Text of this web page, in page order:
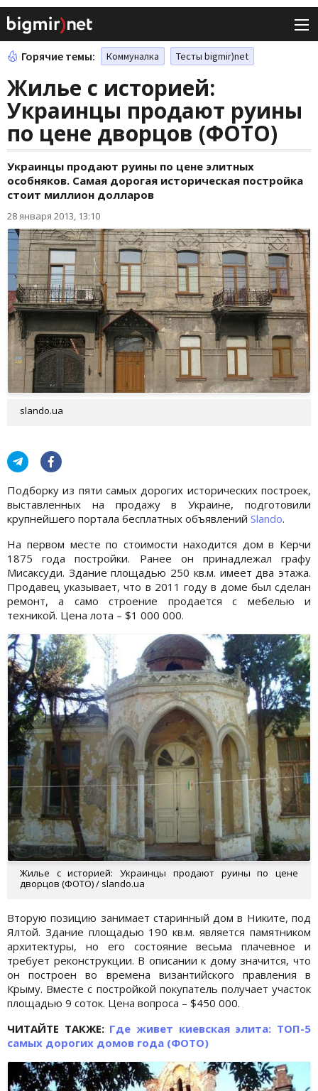
Горячие темы: Коммуналка Тесты bigmir)net
Жилье с историей:
Украинцы продают руины
по цене дворцов (ФОТО)
Украинцы продают руины по цене элитных
особняков. Самая дорогая историческая постройка
стоит миллион долларов
28 января 2013, 13:10
slando.ua
Подборку из пяти самых дорогих исторических построек,
выставленных на продажу в Украине, подготовили
крупнейшего портала бесплатных объявлений Slando.
На первом месте по стоимости находится дом в Керчи
1875 года постройки. Ранее он принадлежал графу
Мисаксуди. Здание площадью 250 кв.м. имеет два этажа.
Продавец указывает, что в 2011 году в доме был сделан
ремонт, а само строение продается с мебелью и
техникой. Цена лота – $1 000 000.
Жилье с историей: Украинцы продают руины по цене
дворцов (ФОТО) / slando.ua
Вторую позицию занимает старинный дом в Никите, под
Ялтой. Здание площадью 190 кв.м. является памятником
архитектуры, но его состояние весьма плачевное и
требует реконструкции. В описании к дому значится, что
он построен во времена византийского правления в
Крыму. Вместе с постройкой покупатель получает участок
площадью 9 соток. Цена вопроса – $450 000.
ЧИТАЙТЕ ТАКЖЕ: Где живет киевская элита: ТОП-5
самых дорогих домов года (ФОТО)